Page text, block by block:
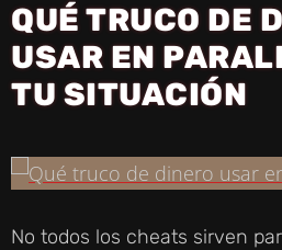
QUÉ TRUCO DE
USAR EN
TU SITUACIÓN
No todos los cheats sirven